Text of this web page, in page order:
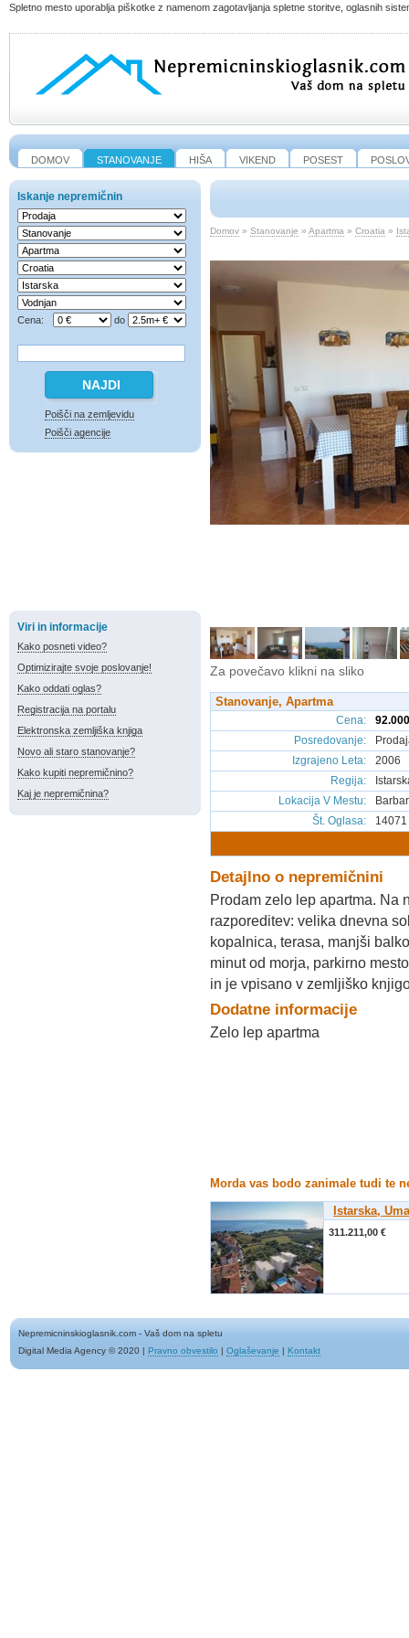
Spletno mesto uporablja piškotke z namenom zagotavljanja spletne storitve, oglasnih
DOMOV STANOVANJE HIŠA VIKEND POSEST
Iskanje nepremičnin
Cena: do
Poišči na zemljevidu
Poišči agencije
Viri in informacije
Kako posneti video?
Optimizirajte svoje poslovanje!
Kako oddati oglas?
Registracija na portalu
Elektronska zemljiška knjiga
Novo ali staro stanovanje?
Kako kupiti nepremičnino?
Kaj je nepremičnina?
Domov » Stanovanje » Apartma » Croatia »
Za povečavo klikni na sliko
Stanovanje, Apartma
Cena:
Posredovanje:
Izgrajeno Leta:
2006
Regija:
Lokacija V Mestu:
Št. Oglasa: 14071
Detajlno o nepremičnini
Prodam zelo lep apartma. Na
razporeditev: velika dnevna
kopalnica, terasa, manjši
minut od morja, parkirno
in je vpisano v zemljiško
Dodatne informacije
Zelo lep apartma
Morda vas bodo zanimale tudi te
Istarska,
311.211,00 €
Nepremicninskioglasnik.com - Vaš dom na spletu
Digital Media Agency © 2020 | Pravno obvestilo | Oglaševanje | Kontakt